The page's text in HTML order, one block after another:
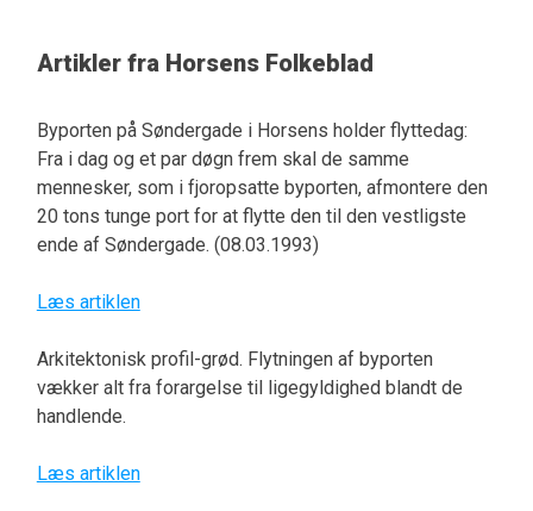
Artikler fra Horsens Folkeblad
Byporten på Søndergade i Horsens holder flyttedag:
Fra i dag og et par døgn frem skal de samme
mennesker, som i fjoropsatte byporten, afmontere den
20 tons tunge port for at flytte den til den vestligste
ende af Søndergade. (08.03.1993)
Læs artiklen
Arkitektonisk profil-grød. Flytningen af byporten
vækker alt fra forargelse til ligegyldighed blandt de
handlende.
Læs artiklen